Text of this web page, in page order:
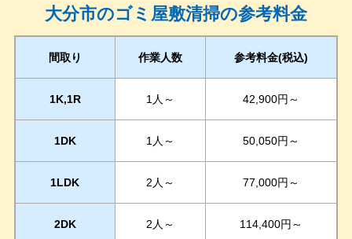
大分市のゴミ屋敷清掃の参考料金
間取り 作業人数 参考料金(税込)
1K,1R 1人～ 42,900円～
1DK 1人～ 50,050円～
1LDK 2人～ 77,000円～
2DK 2人～ 114,400円～